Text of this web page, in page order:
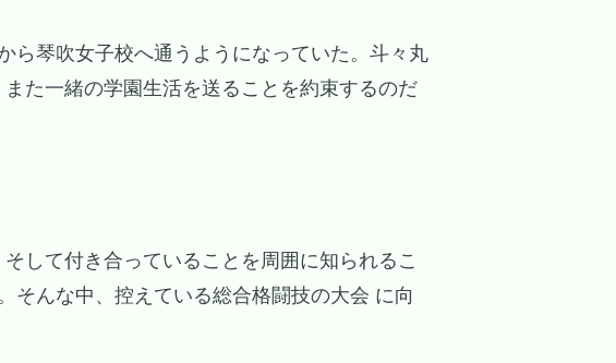
ら琴吹女子校へ通うようになっていた。斗々丸
た一緒の学園生活を送ることを約束するのだ
して付き合っていることを周囲に知られるこ
そんな中、控えている総合格闘技の大会 に向